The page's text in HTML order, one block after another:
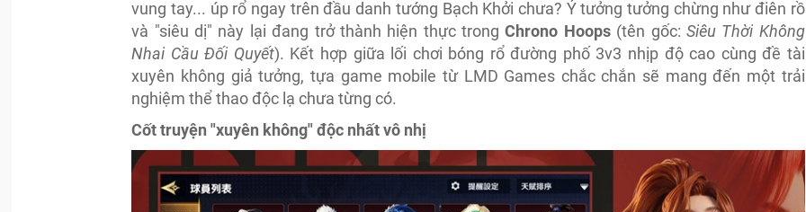
vung tay... úp rổ ngay trên đầu danh tướng Bạch Khởi chưa? Ý tưởng tưởng chừng như điên rồ
và "siêu dị" này lại đang trở thành hiện thực trongChrono Hoops(tên gốc:Siêu Thời Không
Nhai Cầu Đối Quyết). Kết hợp giữa lối chơi bóng rổ đường phố 3v3 nhịp độ cao cùng đề tài
xuyên không giả tưởng, tựa game mobile từ LMD Games chắc chắn sẽ mang đến một trải
nghiệm thể thao độc lạ chưa từng có.
Cốt truyện "xuyên không" độc nhất vô nhị